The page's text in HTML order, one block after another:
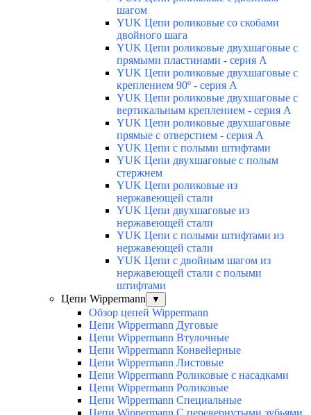
шагом
YUK Цепи роликовые со скобами
двойного шага
YUK Цепи роликовые двухшаговые с
прямыми пластинами - серия А
YUK Цепи роликовые двухшаговые с
креплением 90º - серия А
YUK Цепи роликовые двухшаговые с
вертикальным креплением - серия А
YUK Цепи роликовые двухшаговые
прямые с отверстием - серия А
YUK Цепи с полыми штифтами
YUK Цепи двухшаговые с полым
стержнем
YUK Цепи роликовые из
нержавеющей стали
YUK Цепи двухшаговые из
нержавеющей стали
YUK Цепи с полыми штифтами из
нержавеющей стали
YUK Цепи с двойным шагом из
нержавеющей стали с полыми
штифтами
Цепи Wippermann
▼
Обзор цепей Wippermann
Цепи Wippermann Дуговые
Цепи Wippermann Втулочные
Цепи Wippermann Конвейерные
Цепи Wippermann Листовые
Цепи Wippermann Роликовые с насадками
Цепи Wippermann Роликовые
Цепи Wippermann Специальные
Цепи Wippermann С перевернутыми зубьями